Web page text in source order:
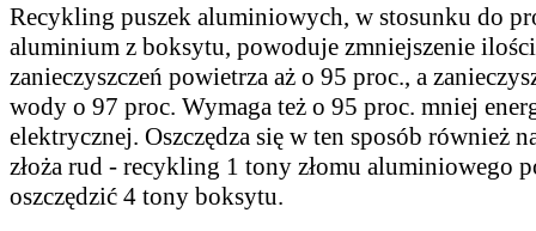
Recykling puszek aluminiowych, w stosunku do
aluminium z boksytu, powoduje zmniejszenie ilości
zanieczyszczeń powietrza aż o 95 proc., a
wody o 97 proc. Wymaga też o 95 proc. mniej
elektrycznej. Oszczędza się w ten sposób również
złoża rud - recykling 1 tony złomu aluminiowego
oszczędzić 4 tony boksytu.